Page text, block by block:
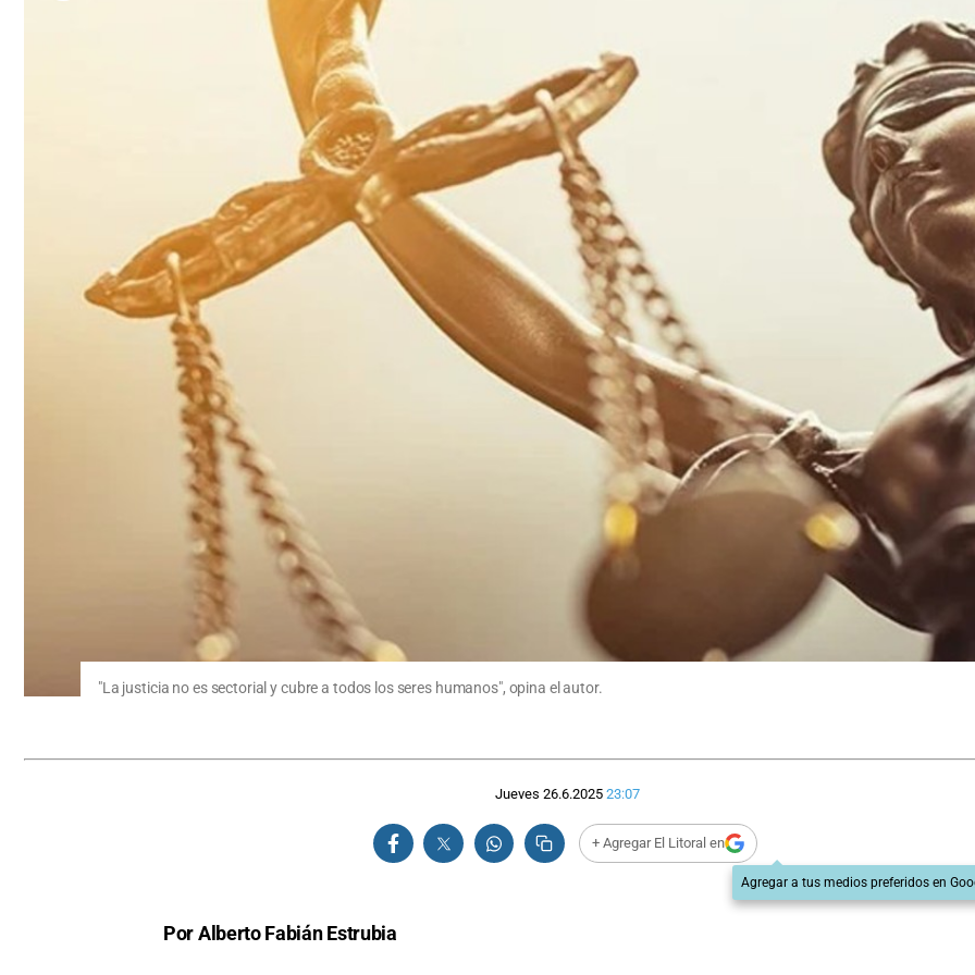
"La justicia no es sectorial y cubre a todos los seres humanos", opina el autor.
Jueves 26.6.2025 23:07
+ Agregar El Litoral en
Agregar a tus medios preferidos en
Por Alberto Fabián Estrubia